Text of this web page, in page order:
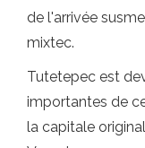
de l'arrivée
mixtec.
Tutetepec est
importantes de
la capitale